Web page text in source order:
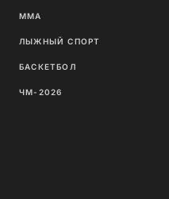
ММА
ЛЫЖНЫЙ СПОРТ
БАСКЕТБОЛ
ЧМ-2026